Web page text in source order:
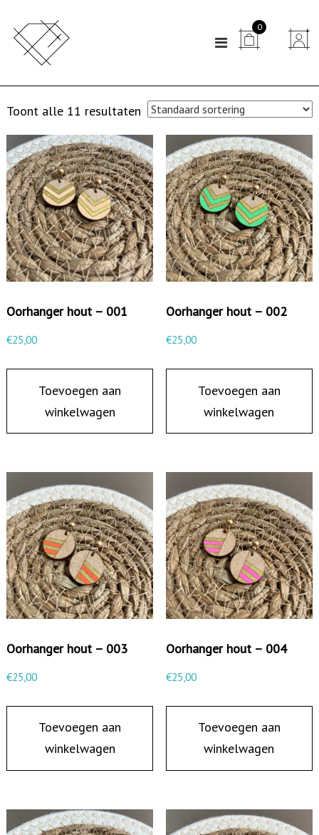

0

Toont alle 11 resultaten
Oorhanger hout – 001
€25,00
Toevoegen aan
winkelwagen
Oorhanger hout – 002
€25,00
Toevoegen aan
winkelwagen
Oorhanger hout – 003
€25,00
Toevoegen aan
winkelwagen
Oorhanger hout – 004
€25,00
Toevoegen aan
winkelwagen